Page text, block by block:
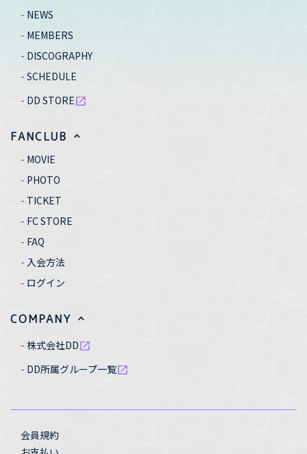
NEWS
MEMBERS
DISCOGRAPHY
SCHEDULE
DD STOREopen_in_new
FANCLUB
MOVIE
PHOTO
TICKET
FC STORE
FAQ
入会方法
ログイン
COMPANY
株式会社DDopen_in_new
DD所属グループ一覧open_in_new
会員規約